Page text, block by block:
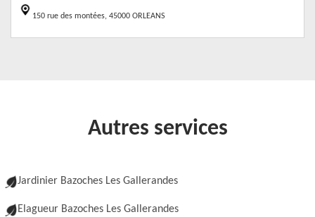
150 rue des montées, 45000 ORLEANS
Autres services
Jardinier Bazoches Les Gallerandes
Elagueur Bazoches Les Gallerandes